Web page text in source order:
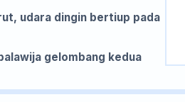
udara dingin bertiup pada
gelombang kedua